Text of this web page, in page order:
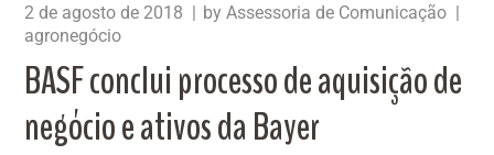
2 de agosto de 2018 byAssessoria de Comunicação
agronegócio
BASF conclui processo de aquisição de
negócio e ativos da Bayer